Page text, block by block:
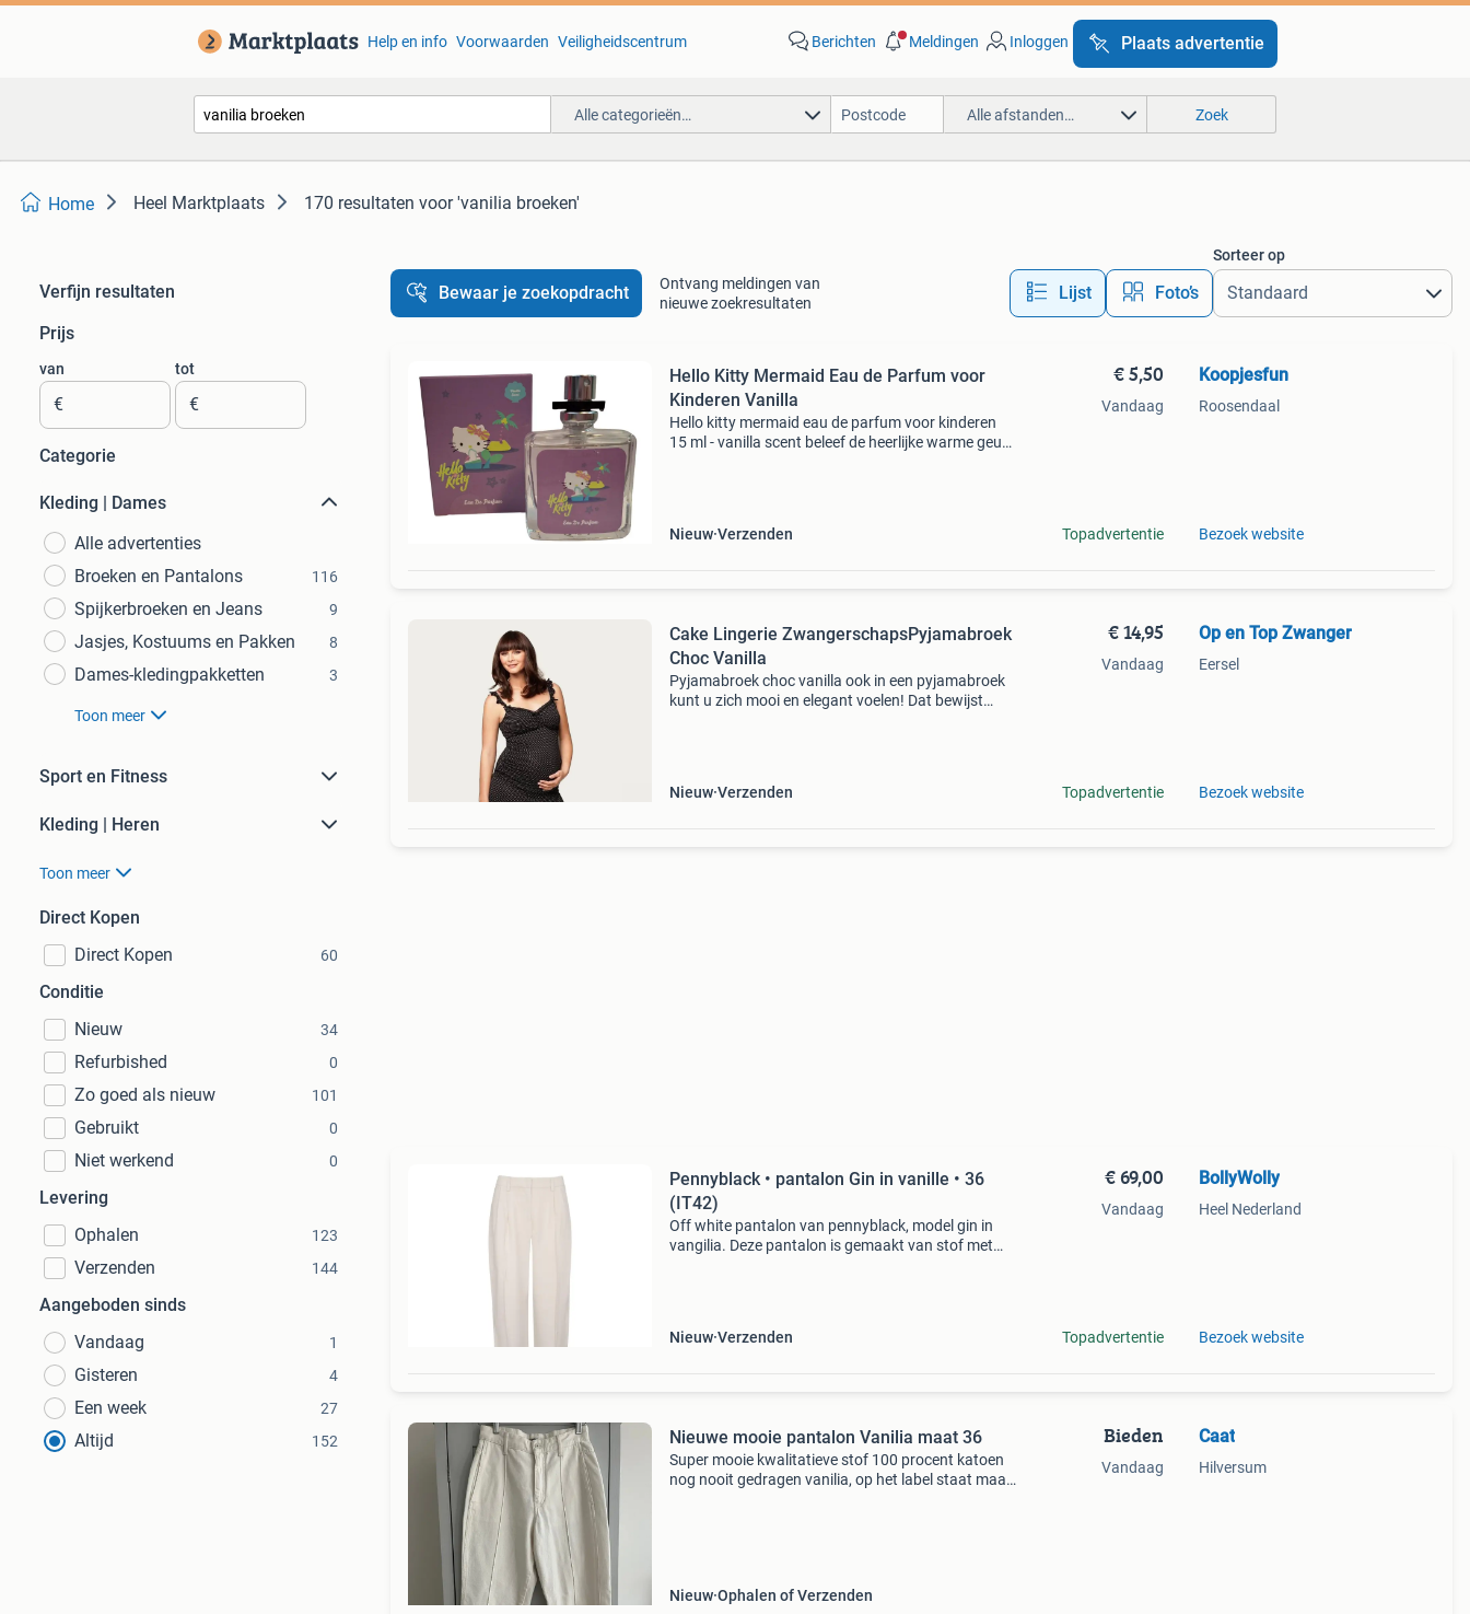
Help en info Voorwaarden Veiligheidscentrum Berichten Meldingen Inloggen Plaats advertentie
Alle categorieën… Alle afstanden… Zoek
Home Heel Marktplaats 170 resultaten voor 'vanilia broeken'
Verfijn resultaten
Prijs
van
€
tot
€
Categorie
Kleding | Dames
Alle advertenties
Broeken en Pantalons
116
Spijkerbroeken en Jeans 9
Jasjes, Kostuums en Pakken 8
Dames-kledingpakketten 3
Toon meer
Sport en Fitness
Kleding | Heren
Toon meer
Direct Kopen
Direct Kopen
60
Conditie
Nieuw
34
Refurbished 0
Zo goed als nieuw 101
Gebruikt 0
Niet werkend 0
Levering
Ophalen
123
Verzenden 144
Aangeboden sinds
Vandaag
1
Gisteren 4
Een week 27
Altijd 152
Bewaar je zoekopdracht
Ontvang meldingen van
nieuwe zoekresultaten
Lijst Foto’s
Sorteer op
Hello Kitty Mermaid Eau de Parfum voor
Kinderen Vanilla
Hello kitty mermaid eau de parfum voor kinderen
15 ml - vanilla scent beleef de heerlijke warme geur
Nieuw Verzenden
€ 5,50
Vandaag
Topadvertentie
Koopjesfun
Roosendaal
Bezoek website
Cake Lingerie ZwangerschapsPyjamabroek
Choc Vanilla
Pyjamabroek choc vanilla ook in een pyjamabroek
kunt u zich mooi en elegant voelen! Dat bewijst
Nieuw Verzenden
€ 14,95
Vandaag
Topadvertentie
Op en Top Zwanger
Eersel
Bezoek website
Pennyblack • pantalon Gin in vanille • 36
(IT42)
Off white pantalon van pennyblack, model gin in
vangilia. Deze pantalon is gemaakt van stof met
Nieuw Verzenden
€ 69,00
Vandaag
Topadvertentie
BollyWolly
Heel Nederland
Bezoek website
Nieuwe mooie pantalon Vanilia maat 36
Super mooie kwalitatieve stof 100 procent katoen
nog nooit gedragen vanilia, op het label staat maat
Nieuw Ophalen of Verzenden
Bieden
Vandaag
Caat
Hilversum